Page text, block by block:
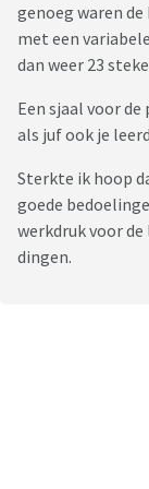
genoeg waren
met een
dan weer 23
Een sjaal voor de
als juf ook je
Sterkte ik hoop
goede
werkdruk voor
dingen.